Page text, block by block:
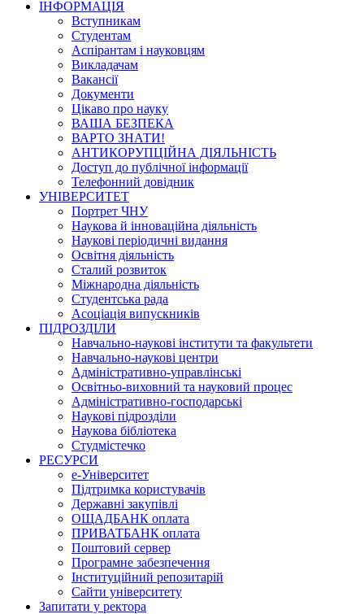
ІНФОРМАЦІЯ
Вступникам
Студентам
Аспірантам і науковцям
Викладачам
Вакансії
Документи
Цікаво про науку
ВАША БЕЗПЕКА
ВАРТО ЗНАТИ!
АНТИКОРУПЦІЙНА ДІЯЛЬНІСТЬ
Доступ до публічної інформації
Телефонний довідник
УНІВЕРСИТЕТ
Портрет ЧНУ
Наукова й інноваційна діяльність
Наукові періодичні видання
Освітня діяльність
Сталий розвиток
Міжнародна діяльність
Студентська рада
Асоціація випускників
ПІДРОЗДІЛИ
Навчально-наукові інститути та факультети
Навчально-наукові центри
Адміністративно-управлінські
Освітньо-виховний та науковий процес
Адміністративно-господарські
Наукові підрозділи
Наукова бібліотека
Студмістечко
РЕСУРСИ
е-Університет
Підтримка користувачів
Державні закупівлі
ОЩАДБАНК оплата
ПРИВАТБАНК оплата
Поштовий сервер
Програмне забезпечення
Інституційний репозитарій
Сайти університету
Запитати у ректора